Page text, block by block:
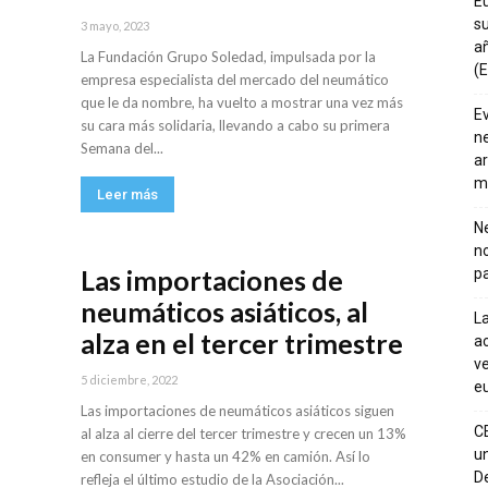
3 mayo, 2023
La Fundación Grupo Soledad, impulsada por la
empresa especialista del mercado del neumático
que le da nombre, ha vuelto a mostrar una vez más
su cara más solidaria, llevando a cabo su primera
Semana del...
Leer más
Las importaciones de
neumáticos asiáticos, al
alza en el tercer trimestre
5 diciembre, 2022
Las importaciones de neumáticos asiáticos siguen
al alza al cierre del tercer trimestre y crecen un 13%
en consumer y hasta un 42% en camión. Así lo
refleja el último estudio de la Asociación...